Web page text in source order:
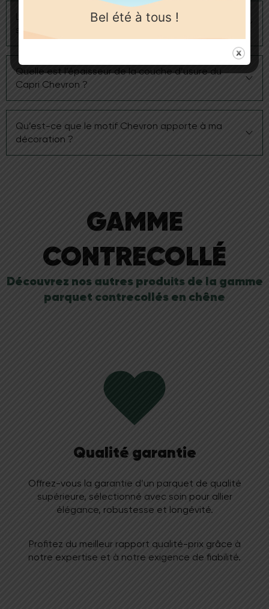
Le Capri Chevron est généralement proposé avec
une finition huilée, qui valorise le veinage du bois et
Le parquet est-il compatible avec le chauffage au
sol ?
Oui, il est compatible avec un chauffage au sol
basse température, sous réserve d’une pose collée
et du respect des consignes de mise en chauffe.
Quelle est l’épaisseur de la couche d’usure du
Capri Chevron ?
d’environ 3 à 4 mm, garantissant une bonne
durabilité et la possibilité de rénovations futures.
Qu’est-ce que le motif Chevron apporte à ma
décoration ?
fois classique et contemporain à la pièce.
GAMME
CONTRECOLLÉ
Découvrez nos autres produits de la gamme
parquet contrecollés en chêne
Qualité garantie
Offrez-vous la garantie d’un parquet de qualité
supérieure, sélectionné avec soin pour allier
élégance, robustesse et longévité.
Profitez du meilleur rapport qualité-prix grâce à
notre expertise et à notre exigence de fiabilité.
Bel été à tous !